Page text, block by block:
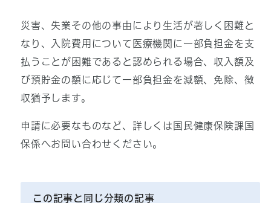
災害、失業その他の事由により生活が著しく困難と
なり、入院費用について医療機関に一部負担金を支
払うことが困難であると認められる場合、収入額及
び預貯金の額に応じて一部負担金を減額、免除、徴
収猶予します。
申請に必要なものなど、詳しくは国民健康保険課国
保係へお問い合わせください。
この記事と同じ分類の記事